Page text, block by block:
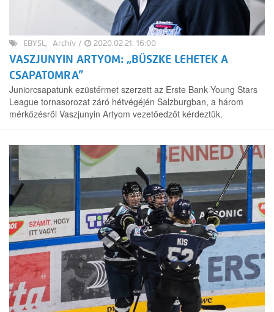
EBYSL Archív / 2020.02.21. 16:00
VASZJUNYIN ARTYOM: „BÜSZKE LEHETEK A
CSAPATOMRA”
Juniorcsapatunk ezüstérmet szerzett az Erste Bank Young Stars
League tornasorozat záró hétvégéjén Salzburgban, a három
mérkőzésről Vaszjunyin Artyom vezetőedzőt kérdeztük.